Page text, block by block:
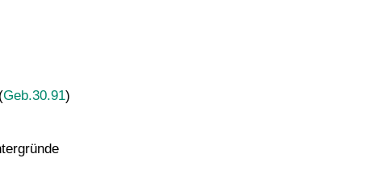
(Geb.30.91)